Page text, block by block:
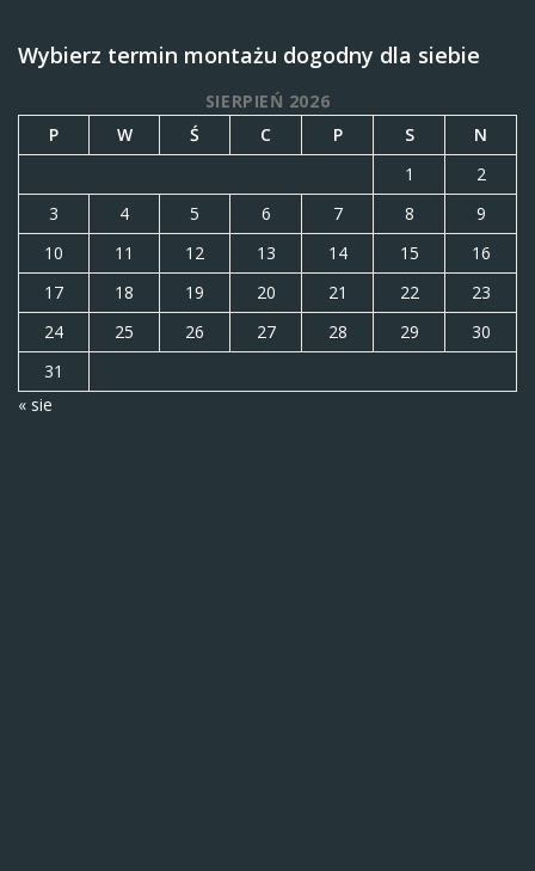
Wybierz termin montażu dogodny dla siebie
SIERPIEŃ 2026
P
W Ś C P S
N
1
2
3
4 5 6 7 8
9
10
11 12 13 14 15
16
17
18 19 20 21 22
23
24
25 26 27 28 29
30
31
« sie